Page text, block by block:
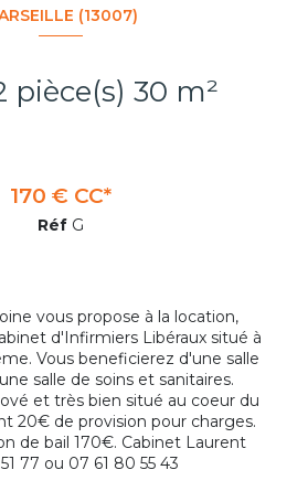
(13007)
Autre 2 pièce(s) 30 m²
170 € CC*
Réf G
vous propose à la location,
d'Infirmiers Libéraux situé à
Vous beneficierez d'une salle
salle de soins et sanitaires.
et très bien situé au coeur du
20€ de provision pour charges.
de bail 170€. Cabinet Laurent
77 ou 07 61 80 55 43